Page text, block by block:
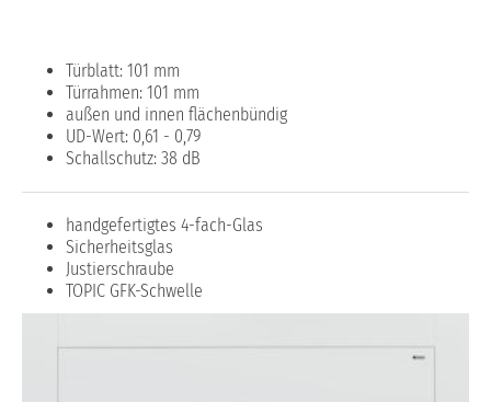
Türblatt: 101 mm
Türrahmen: 101 mm
außen und innen flächenbündig
UD-Wert: 0,61 - 0,79
Schallschutz: 38 dB
handgefertigtes 4-fach-Glas
Sicherheitsglas
Justierschraube
TOPIC GFK-Schwelle